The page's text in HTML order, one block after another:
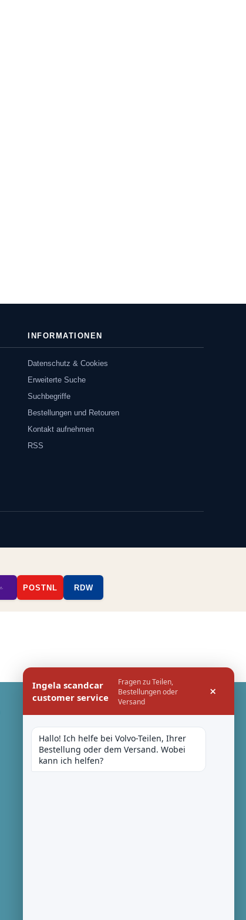
INFORMATIONEN
Datenschutz & Cookies
Erweiterte Suche
Suchbegriffe
Bestellungen und Retouren
Kontakt aufnehmen
RSS
POSTNL RDW
Ingela scandcar
customer service
Fragen zu Teilen,
Bestellungen oder
Versand
×
Hallo! Ich helfe bei Volvo-Teilen, Ihrer
Bestellung oder dem Versand. Wobei
kann ich helfen?